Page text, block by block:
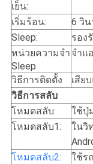
เย็น:
เริ่มร้อน:
6 วิ
Sleep:
รอง
หน่วยความจำ
Sleep
จำแ
วิธีการติดตั้ง
เสีย
วิธีการสลับ
โหมดสลับ:
ใช้ปุ่
โหมดสลับ1:
ในวิ
โหมดสลับ2:
ใช้ร